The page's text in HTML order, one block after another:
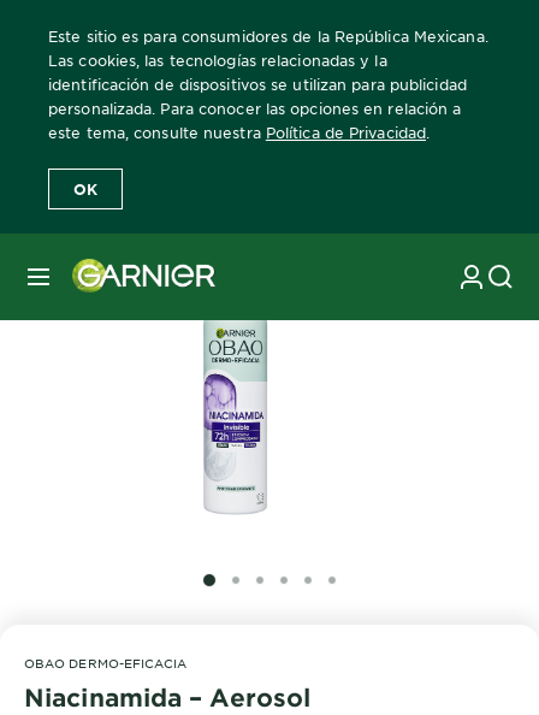
Este sitio es para consumidores de la República Mexicana.
Las cookies, las tecnologías relacionadas y la
identificación de dispositivos se utilizan para publicidad
personalizada. Para conocer las opciones en relación a
este tema, consulte nuestra Política de Privacidad
OK
MENÚ
Home Obao Dermo-eficacia Niacinamida – Aerosol
SLIDE 1
SLIDE 2
SLIDE 3
SLIDE 4
SLIDE 5
SLIDE 6
OBAO DERMO-EFICACIA
Niacinamida – Aerosol